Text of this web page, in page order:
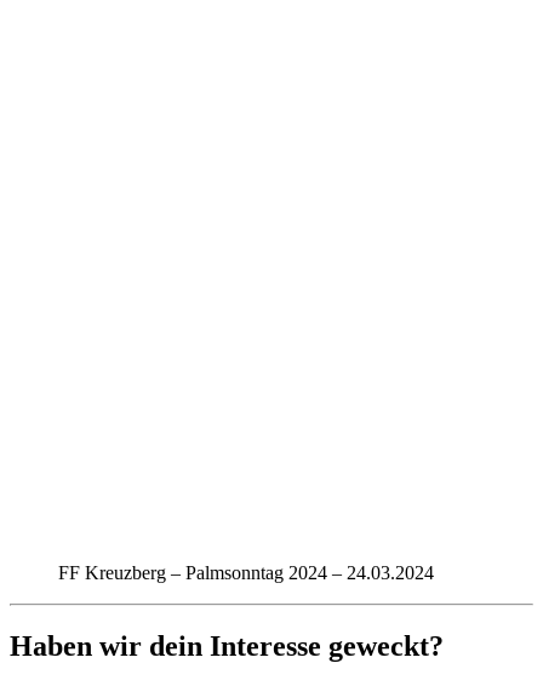
FF Kreuzberg – Palmsonntag 2024 – 24.03.2024
Haben wir dein Interesse geweckt?